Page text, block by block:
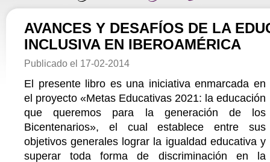
AVANCES Y DESAFÍOS DE LA
INCLUSIVA EN IBEROAMÉRICA
Publicado el 17-02-2014
El presente libro es una iniciativa enmarcada en
el proyecto «Metas Educativas 2021: la educación
que queremos para la generación de los
Bicentenarios», el cual establece entre sus
objetivos generales lograr la igualdad educativa y
superar toda forma de discriminación en la